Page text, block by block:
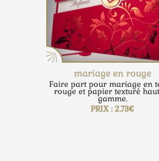
mariage en rouge
Faire part pour mariage en
rouge et papier texturé
gamme.
PRIX : 2.73€